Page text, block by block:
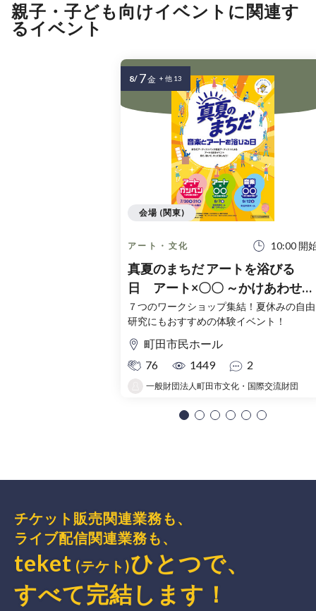
親子・子ども向けイベントに関連す
るイベント
アート・文化 10:00 開
真夏のまちだ アートを浴びる
日 アート×〇〇 ～かけあわせる
～
７つのワークショップ集結！夏休みの自由
研究にもおすすめの体験イベント！
町田市民ホール
76
1449 2
一般財団法人町田市文化・国際交流財団
会場 (関東)
8/ 7金 + 他 13
チケット販売関連業務も、
ライブ配信関連業務も、
teket (テケト)ひとつで、
すべて完結 します ！